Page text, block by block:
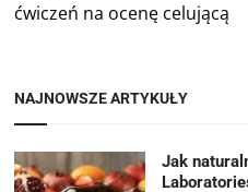
ćwiczeń na ocenę celującą
NAJNOWSZE ARTYKUŁY
Jak